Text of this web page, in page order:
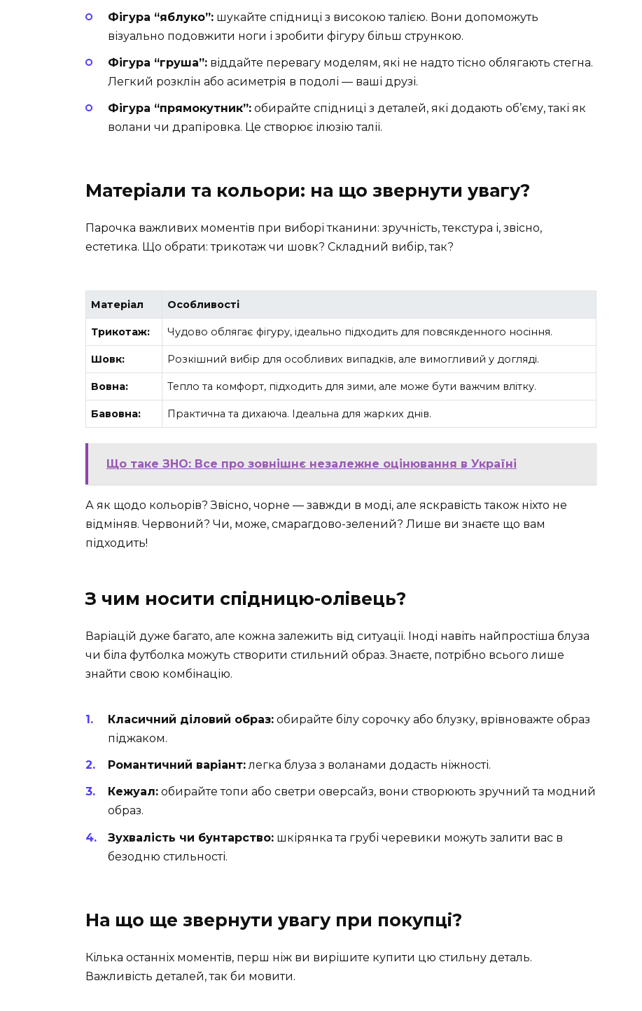
Фігура “яблуко”: шукайте спідниці з високою талією. Вони допоможуть
візуально подовжити ноги і зробити фігуру більш стрункою.
Фігура “груша”: віддайте перевагу моделям, які не надто тісно облягають стегна.
Легкий розклін або асиметрія в подолі — ваші друзі.
Фігура “прямокутник”: обирайте спідниці з деталей, які додають об’єму, такі як
волани чи драпіровка. Це створює ілюзію талії.
Матеріали та кольори: на що звернути увагу?
Парочка важливих моментів при виборі тканини: зручність, текстура і, звісно,
естетика. Що обрати: трикотаж чи шовк? Складний вибір, так?
Матеріал Особливості
Трикотаж: Чудово облягає фігуру, ідеально підходить для повсякденного носіння.
Шовк: Розкішний вибір для особливих випадків, але вимогливий у догляді.
Вовна: Тепло та комфорт, підходить для зими, але може бути важчим влітку.
Бавовна: Практична та дихаюча. Ідеальна для жарких днів.
Що таке ЗНО: Все про зовнішнє незалежне оцінювання в Україні
А як щодо кольорів? Звісно, чорне — завжди в моді, але яскравість також ніхто не
відміняв. Червоний? Чи, може, смарагдово-зелений? Лише ви знаєте що вам
підходить!
З чим носити спідницю-олівець?
Варіацій дуже багато, але кожна залежить від ситуації. Іноді навіть найпростіша блуза
чи біла футболка можуть створити стильний образ. Знаєте, потрібно всього лише
знайти свою комбінацію.
Класичний діловий образ: обирайте білу сорочку або блузку, врівноважте образ
піджаком.
Романтичний варіант:легка блуза з воланами додасть ніжності.
Кежуал: обирайте топи або светри оверсайз, вони створюють зручний та модний
образ.
Зухвалість чи бунтарство: шкірянка та грубі черевики можуть залити вас в
безодню стильності.
На що ще звернути увагу при покупці?
Кілька останніх моментів, перш ніж ви вирішите купити цю стильну деталь.
Важливість деталей, так би мовити.